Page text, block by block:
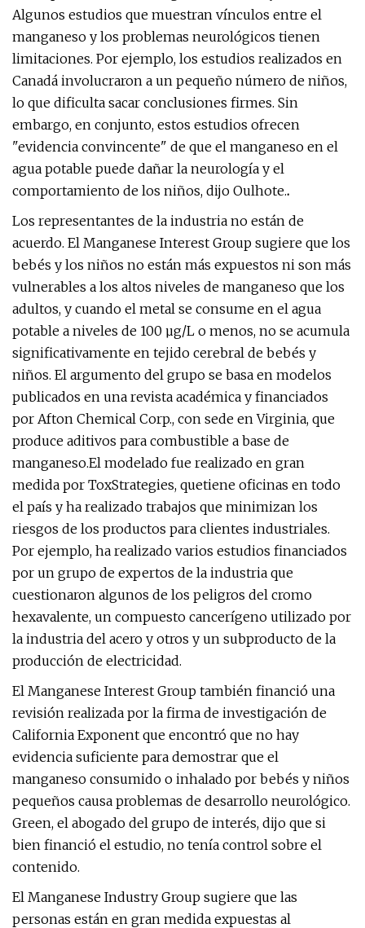
Algunos estudios que muestran vínculos entre el
manganeso y los problemas neurológicos tienen
limitaciones. Por ejemplo, los estudios realizados en
Canadá involucraron a un pequeño número de niños,
lo que dificulta sacar conclusiones firmes. Sin
embargo, en conjunto, estos estudios ofrecen
"evidencia convincente" de que el manganeso en el
agua potable puede dañar la neurología y el
comportamiento de los niños, dijo Oulhote..
Los representantes de la industria no están de
acuerdo. El Manganese Interest Group sugiere que los
bebés y los niños no están más expuestos ni son más
vulnerables a los altos niveles de manganeso que los
adultos, y cuando el metal se consume en el agua
potable a niveles de 100 µg/L o menos, no se acumula
significativamente en tejido cerebral de bebés y
niños. El argumento del grupo se basa en modelos
publicados en una revista académica y financiados
por Afton Chemical Corp., con sede en Virginia, que
produce aditivos para combustible a base de
manganeso.El modelado fue realizado en gran
medida por ToxStrategies, quetiene oficinas en todo
el país y ha realizado trabajos que minimizan los
riesgos de los productos para clientes industriales.
Por ejemplo, ha realizado varios estudios financiados
por un grupo de expertos de la industria que
cuestionaron algunos de los peligros del cromo
hexavalente, un compuesto cancerígeno utilizado por
la industria del acero y otros y un subproducto de la
producción de electricidad.
El Manganese Interest Group también financió una
revisión realizada por la firma de investigación de
California Exponent que encontró que no hay
evidencia suficiente para demostrar que el
manganeso consumido o inhalado por bebés y niños
pequeños causa problemas de desarrollo neurológico.
Green, el abogado del grupo de interés, dijo que si
bien financió el estudio, no tenía control sobre el
contenido.
El Manganese Industry Group sugiere que las
personas están en gran medida expuestas al